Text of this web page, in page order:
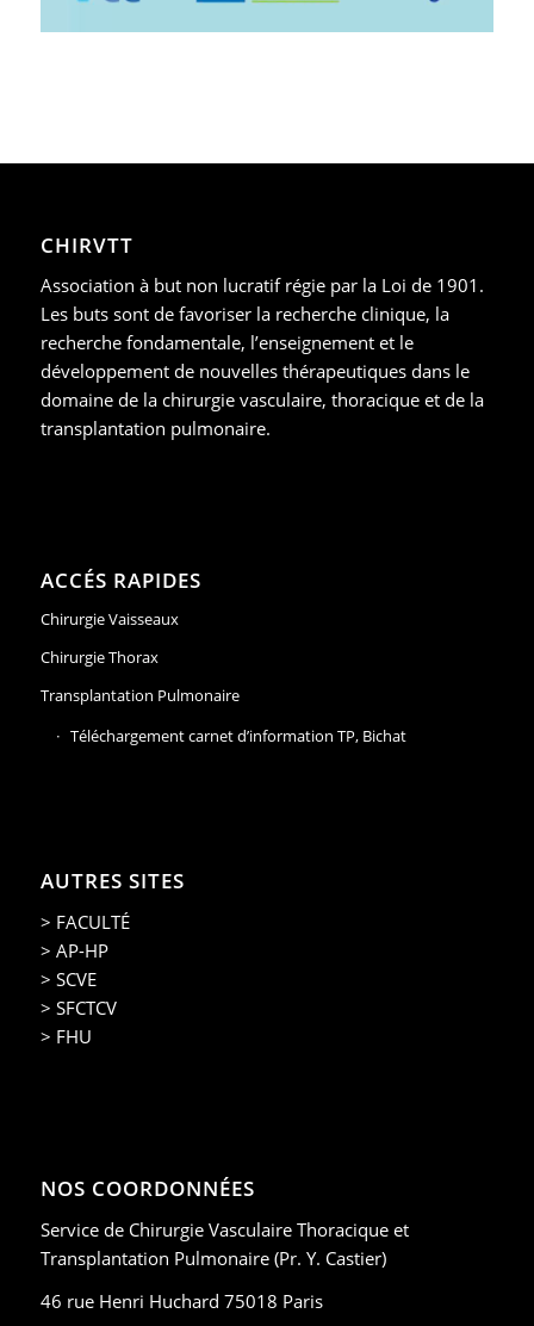
Association à but non lucratif régie par la Loi de 1901.
Les buts sont de favoriser la recherche clinique, la
recherche fondamentale, l’enseignement et le
développement de nouvelles thérapeutiques dans le
domaine de la chirurgie vasculaire, thoracique et de la
transplantation pulmonaire.
Chirurgie Vaisseaux
Chirurgie Thorax
Transplantation Pulmonaire
Téléchargement carnet d’information TP, Bichat
> FACULTÉ
> AP-HP
> SCVE
> SFCTCV
> FHU
Service de Chirurgie Vasculaire Thoracique et
Transplantation Pulmonaire (Pr. Y. Castier)
46 rue Henri Huchard 75018 Paris